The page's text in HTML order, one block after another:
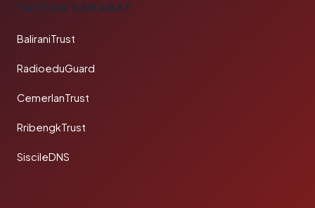
TAUTAN SAHABAT
BaliraniTrust
RadioeduGuard
CemerlanTrust
RribengkTrust
SiscileDNS